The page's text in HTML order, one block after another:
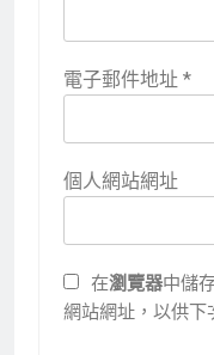
電子郵件地址 *
個人網站網址
在瀏覽器中儲
網站網址，以供下